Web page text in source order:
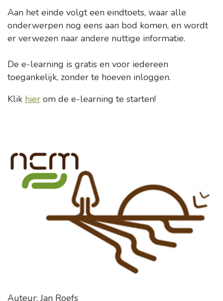
Aan het einde volgt een eindtoets, waar alle
onderwerpen nog eens aan bod komen, en wordt
er verwezen naar andere nuttige informatie.
De e-learning is gratis en voor iedereen
toegankelijk, zonder te hoeven inloggen.
Klik hier om de e-learning te starten!
Auteur: Jan Roefs